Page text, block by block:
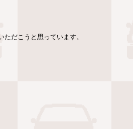
だこうと思っています。